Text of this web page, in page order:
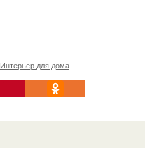
Интерьер для дома